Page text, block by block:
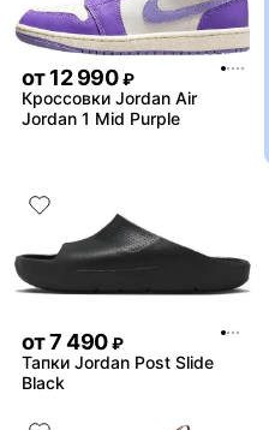
от12 990 ₽
Кроссовки Jordan Air
Jordan 1 Mid Purple
от7 490 ₽
Тапки Jordan Post Slide
Black